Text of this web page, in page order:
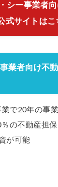
シー事業者
式サイトはこ
業者向け不
で20年の事
の不動産担
が可能